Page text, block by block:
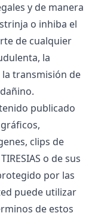
y de manera
o inhiba el
de cualquier
la
transmisión de
publicado
clips de
o de sus
por las
puede utilizar
de estos